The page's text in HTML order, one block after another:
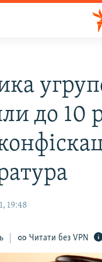
до 10
19:48
Читати без VPN